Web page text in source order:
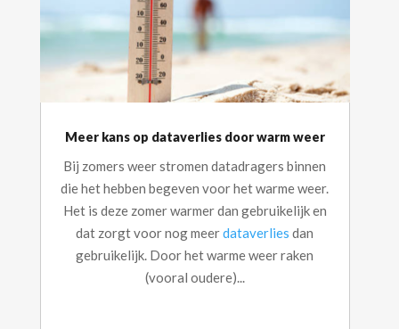
Meer kans op dataverlies door warm weer
Bij zomers weer stromen datadragers binnen
die het hebben begeven voor het warme weer.
Het is deze zomer warmer dan gebruikelijk en
dat zorgt voor nog meerdataverlies dan
gebruikelijk. Door het warme weer raken
(vooral oudere)...